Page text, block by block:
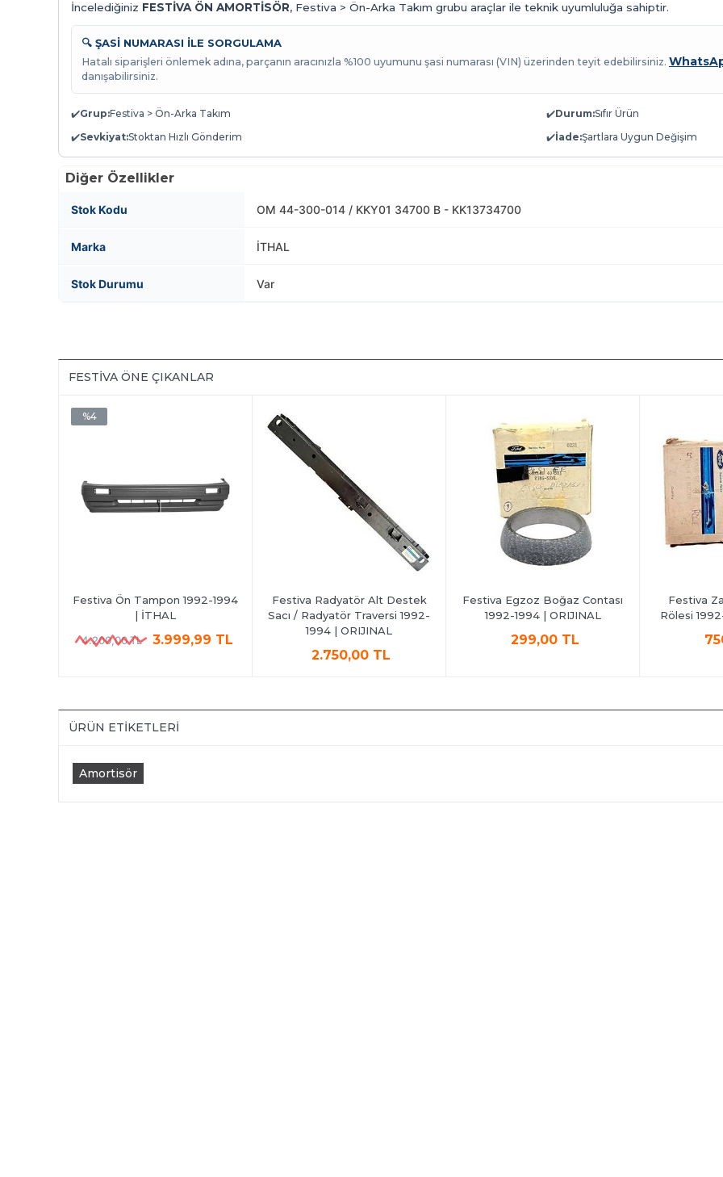
İncelediğiniz FESTİVA ÖN AMORTİSÖR, Festiva > Ön-Arka Takım grubu araçlar ile teknik uyumluluğa sahiptir.
🔍 ŞASİ NUMARASI İLE SORGULAMA
Hatalı siparişleri önlemek adına, parçanın aracınızla %100 uyumunu şasi numarası (VIN) üzerinden teyit edebilirsiniz.
danışabilirsiniz.
✔️Grup:Festiva > Ön-Arka Takım ✔️Durum:Sıfır Ürün
✔️Sevkiyat:Stoktan Hızlı Gönderim ✔️İade:Şartlara Uygun Değişim
Diğer Özellikler
Stok Kodu OM 44-300-014 / KKY01 34700 B - KK13734700
Marka İTHAL
Stok Durumu Var
FESTIVA ÖNE ÇIKANLAR
Festiva Ön Tampon 1992-1994
| İTHAL
4.200,00 TL
3.999,99 TL
%4
Festiva Radyatör Alt Destek
Sacı / Radyatör Traversi 1992-
1994 | ORIJINAL
2.750,00 TL
Festiva Egzoz Boğaz Contası
1992-1994 | ORIJINAL
299,00 TL
Festiva
Rölesi
ÜRÜN ETIKETLERI
Amortisör